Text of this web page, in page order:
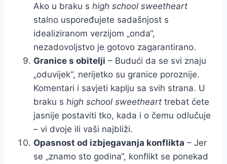
Ako u braku s high school sweetheart
stalno uspoređujete sadašnjost s
idealiziranom verzijom „onda“,
nezadovoljstvo je gotovo zagarantirano.
Granice s obitelji – Budući da se svi znaju
„oduvijek“, nerijetko su granice poroznije.
Komentari i savjeti kaplju sa svih strana. U
braku s high school sweetheart trebat ćete
jasnije postaviti tko, kada i o čemu odlučuje
– vi dvoje ili vaši najbliži.
Opasnost od izbjegavanja konflikta – Jer
se „znamo sto godina“, konflikt se ponekad